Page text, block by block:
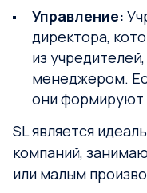
Управление:
директора,
из
менеджером.
они формируют
SL является
компаний,
или малым